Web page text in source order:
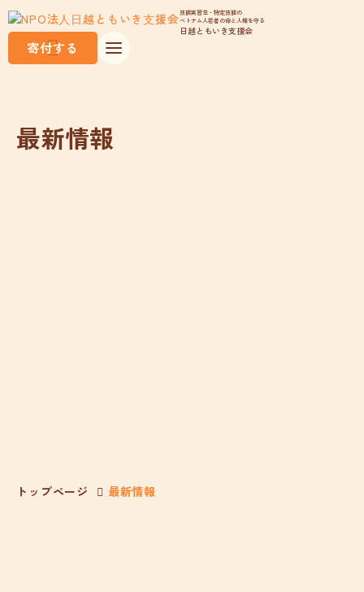
技能実習生・特定技能の
ベトナム人若者の命と人権を守る
日越ともいき支援会
寄付する
最新情報
トップページ 最新情報